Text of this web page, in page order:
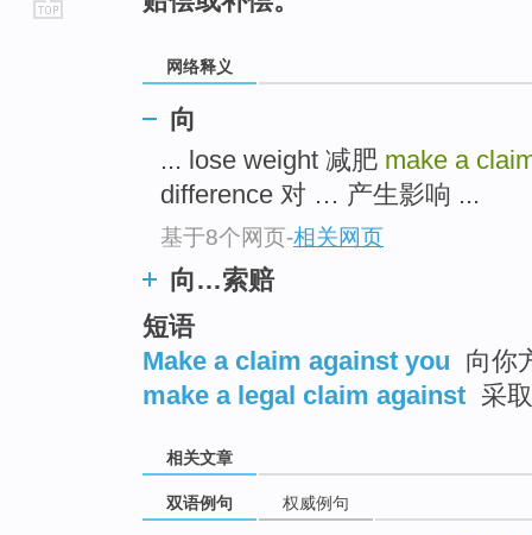
网络释义
向
... lose weight 减肥 make a
difference 对 … 产生影响 ...
基于8个网页-相关网页
向…索赔
短语
Make a claim against you 向你
make a legal claim against 采
相关文章
双语例句 权威例句